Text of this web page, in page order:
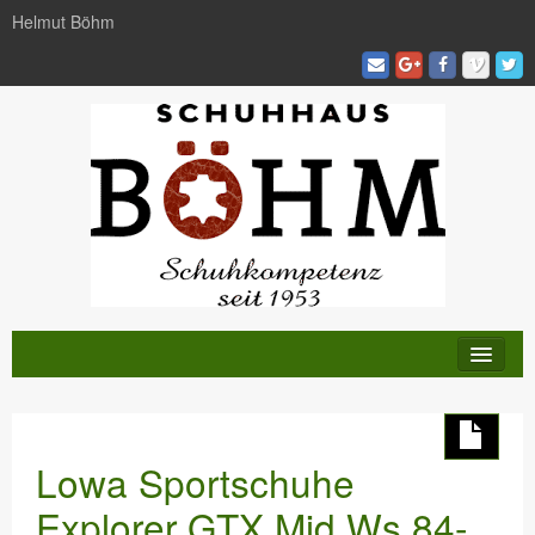
Helmut Böhm
Lowa Sportschuhe